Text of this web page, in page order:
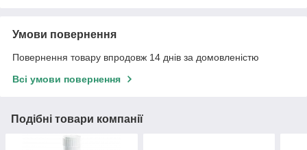
Умови повернення
Повернення товару впродовж 14 днів за домовленістю
Всі умови повернення
Подібні товари компанії